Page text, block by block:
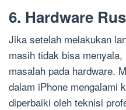
6. Hardware
Jika setelah melakukan
masih tidak bisa
masalah pada hardware.
dalam iPhone mengalami
diperbaiki oleh teknisi